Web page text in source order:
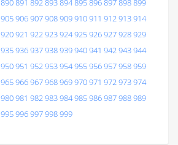
890891 892893894895896897898899
905906907908909910911 912913914
920921 922923924925926927928929
935936937938939940941 942943944
950951 952953954955956957958959
965966967968969970971 972973974
980981 982983984985986987988989
995996997998999